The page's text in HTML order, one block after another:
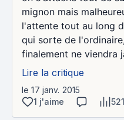
mignon mais
l'attente tout au long
qui sorte de
finalement ne viendra
Lire la critique
le 17 janv. 2015
1 j'aime
521